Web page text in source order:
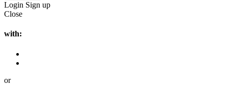
Login Sign up
Close
with:
or